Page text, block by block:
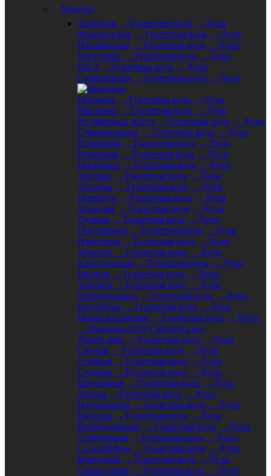
Унисекс
Арабская
- Туалетная вода
- Духи
Французская
- Туалетная вода
- Духи
Итальянская
- Туалетная вода
- Духи
Восточная
- Туалетная вода
- Духи
ОАЭ
- Туалетная вода
- Духи
Селективная
- Туалетная вода - Духи
Нишевая - Туалетная вода
- Духи
Масляная
- Туалетная вода
- Духи
Из эфирных масел
- Туалетная вода
- Духи
С феромонами
- Туалетная вода
- Духи
Разливная
- Туалетная вода
- Духи
Номерная
- Туалетная вода
- Духи
Пробники
- Туалетная вода
- Духи
Тестеры
- Туалетная вода
- Духи
Элитная
- Туалетная вода
- Духи
Премиум
- Туалетная вода
- Духи
Хорошая
- Туалетная вода
- Духи
Лучшая
- Туалетная вода
- Духи
Популярная
- Туалетная вода
- Духи
Известная
- Туалетная вода
- Духи
Дорогая
- Туалетная вода
- Духи
Классическая
- Туалетная вода
- Духи
Модная
- Туалетная вода
- Духи
Топовая
- Туалетная вода
- Духи
Оригинальная
- Туалетная вода
- Духи
Недорогая
- Туалетная вода
- Духи
Новая коллекция
- Туалетная вода
- Духи
- Новинки 2018 Смотреть все
Дьюти фри
- Туалетная вода
- Духи
Свежая
- Туалетная вода
- Духи
Стойкая
- Туалетная вода
- Духи
Сладкая
- Туалетная вода
- Духи
Винтажная
- Туалетная вода
- Духи
Легкая
- Туалетная вода
- Духи
Натуральная
- Туалетная вода
- Духи
Вкусная
- Туалетная вода
- Духи
Возбуждающая
- Туалетная вода
- Духи
Спортивная
- Туалетная вода
- Духи
Со шлейфом
- Туалетная вода
- Духи
Брендовая
- Туалетная вода
- Духи
Самая-самая
- Туалетная вода
- Духи